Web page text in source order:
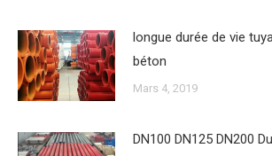
longue durée de vie
béton
Mars 4, 2019
DN100 DN125 DN200